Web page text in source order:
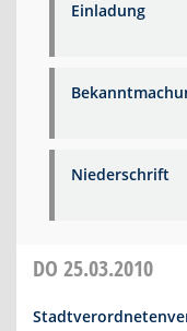
Einladung
Niederschrift
DO 25.03.2010